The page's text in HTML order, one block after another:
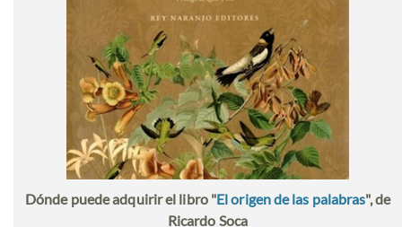
Dónde puede adquirir el libro "El origen de las palabras", de
Ricardo Soca